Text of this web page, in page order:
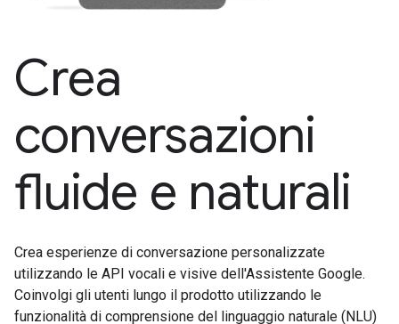
Crea
conversazioni
fluide e naturali
Crea esperienze di conversazione personalizzate
utilizzando le API vocali e visive dell'Assistente Google.
Coinvolgi gli utenti lungo il prodotto utilizzando le
funzionalità di comprensione del linguaggio naturale (NLU)